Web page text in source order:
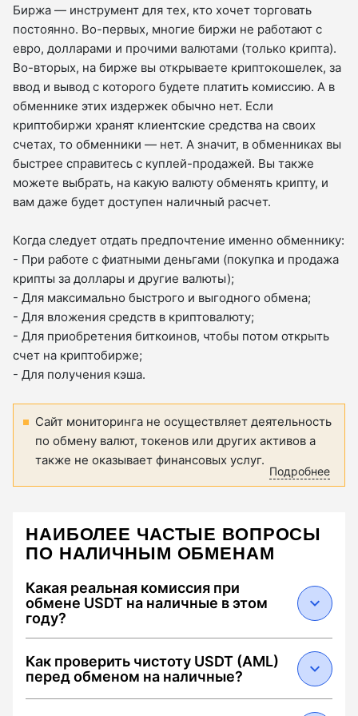
Биржа — инструмент для тех, кто хочет торговать
постоянно. Во-первых, многие биржи не работают с
евро, долларами и прочими валютами (только крипта).
Во-вторых, на бирже вы открываете криптокошелек, за
ввод и вывод с которого будете платить комиссию. А в
обменнике этих издержек обычно нет. Если
криптобиржи хранят клиентские средства на своих
счетах, то обменники — нет. А значит, в обменниках вы
быстрее справитесь с куплей-продажей. Вы также
можете выбрать, на какую валюту обменять крипту, и
вам даже будет доступен наличный расчет.
Когда следует отдать предпочтение именно обменнику:
- При работе с фиатными деньгами (покупка и продажа
крипты за доллары и другие валюты);
- Для максимально быстрого и выгодного обмена;
- Для вложения средств в криптовалюту;
- Для приобретения биткоинов, чтобы потом открыть
счет на криптобирже;
- Для получения кэша.
Сайт мониторинга не осуществляет деятельность
по обмену валют, токенов или других активов а
также не оказывает финансовых услуг.
Подробнее
НАИБОЛЕЕ ЧАСТЫЕ ВОПРОСЫ
ПО НАЛИЧНЫМ ОБМЕНАМ
Какая реальная комиссия при
обмене USDT на наличные в этом
году?
составляет от 0.5% до 2.5%. Она складывается
из: 1) спреда обменника (0.1–1.5%), 2) сетевого
Как проверить чистоту USDT (AML)
перед обменом на наличные?